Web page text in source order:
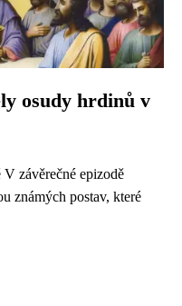
osudy hrdinů v
závěrečné epizodě
známých postav, které